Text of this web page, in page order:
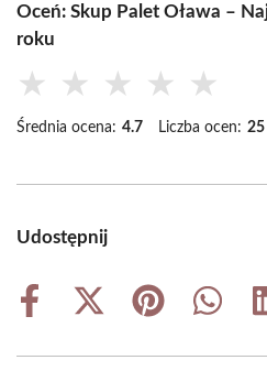
Oceń: Skup Palet Oława –
roku
★ ★ ★ ★ ★
Średnia ocena: 4.7 Liczba ocen: 25
Udostępnij
Share
Share
(Twitter)
Share
Share